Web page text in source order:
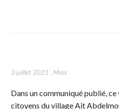
3 juillet 2021 , Mess
Dans un communiqué publié,
citoyens du village Ait